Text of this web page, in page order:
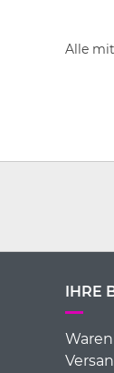
Alle
IHRE